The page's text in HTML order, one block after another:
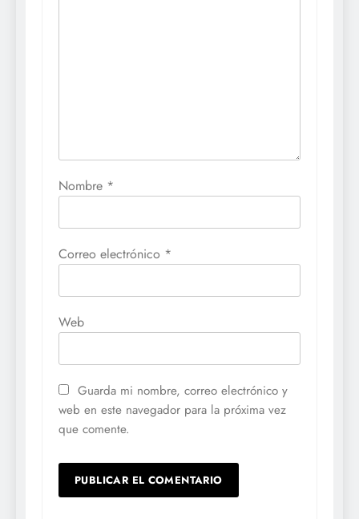
Nombre *
Correo electrónico *
Web
Guarda mi nombre, correo electrónico y
web en este navegador para la próxima vez
que comente.